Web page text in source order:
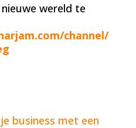
wereld te
channel/
business met een